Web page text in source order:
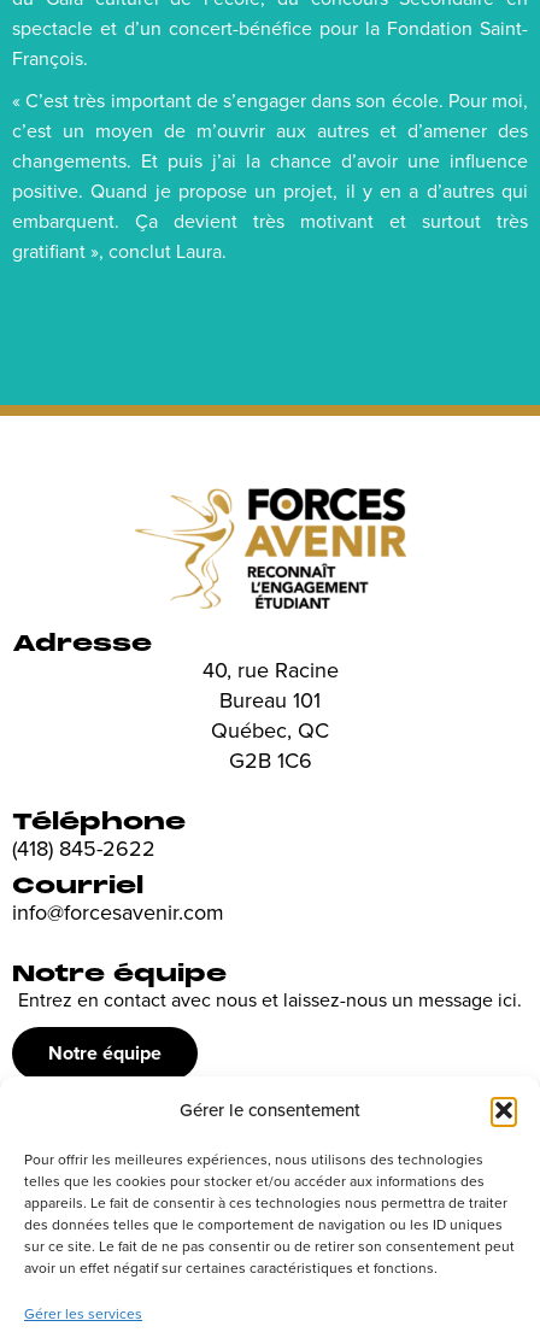
Gérer le consentement
Pour offrir les meilleures expériences, nous utilisons des technologies
telles que les cookies pour stocker et/ou accéder aux informations des
appareils. Le fait de consentir à ces technologies nous permettra de traiter
des données telles que le comportement de navigation ou les ID uniques
sur ce site. Le fait de ne pas consentir ou de retirer son consentement peut
avoir un effet négatif sur certaines caractéristiques et fonctions.
Gérer les services
spectacle et d’un concert-bénéfice pour la Fondation Saint-
François.
« C’est très important de s’engager dans son école. Pour moi,
c’est un moyen de m’ouvrir aux autres et d’amener des
changements. Et puis j’ai la chance d’avoir une influence
positive. Quand je propose un projet, il y en a d’autres qui
embarquent. Ça devient très motivant et surtout très
gratifiant », conclut Laura.
Adresse
40, rue Racine
Bureau 101
Québec, QC
G2B 1C6
Téléphone
(418) 845-2622
Courriel
info@forcesavenir.com
Notre équipe
Entrez en contact avec nous et laissez-nous un message ici.
Notre équipe
Recrutement
Découvrez nos offres d’emploi ou envoyez votre candidature
spontanée
Postuler